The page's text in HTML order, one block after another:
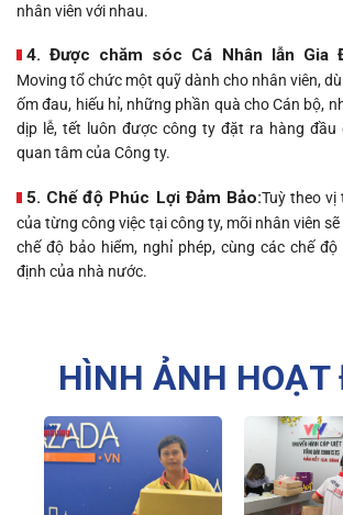
nhân viên với nhau.
4. Được chăm sóc Cá Nhân lẫn Gia
Moving tổ chức một quỹ dành cho nhân viên,
ốm đau, hiếu hỉ, những phần quà cho Cán bộ,
dịp lễ, tết luôn được công ty đặt ra hàng đầu
quan tâm của Công ty.
5. Chế độ Phúc Lợi Đảm Bảo:Tuỳ theo
của từng công việc tại công ty, mõi nhân viên
chế độ bảo hiểm, nghỉ phép, cùng các chế
định của nhà nước.
HÌNH ẢNH HOẠT